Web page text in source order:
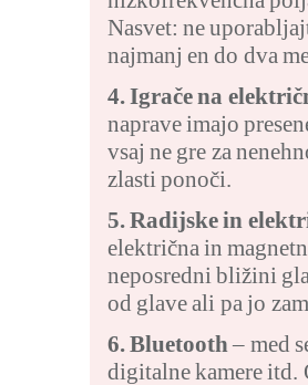
Nasvet: ne
najmanj en do dva
4. Igrače na
naprave imajo
vsaj ne gre za
zlasti ponoči.
5. Radijske in
električna in
neposredni bližini
od glave ali pa jo
6. Bluetooth– med
digitalne kamere itd.